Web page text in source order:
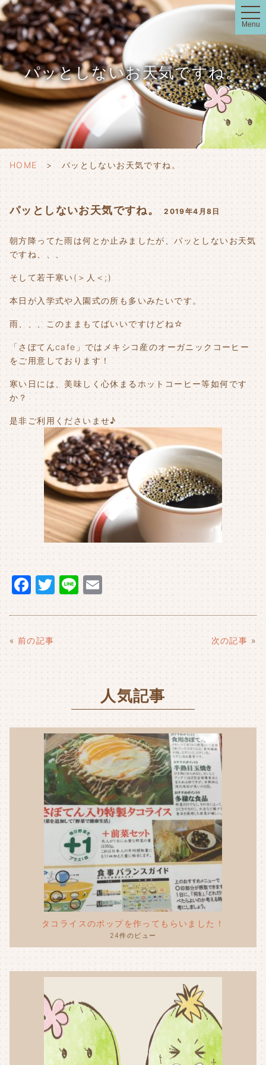
t
o
g
g
l
e
n
a
v
i
g
a
t
i
o
n
Menu
パッとしないお天気ですね。
HOME パッとしないお天気ですね。
パッとしないお天気ですね。 2019年4月8日
朝方降ってた雨は何とか止みましたが、パッとしないお天気
ですね、、、
そして若干寒い(＞人＜;)
本日が入学式や入園式の所も多いみたいです。
雨、、、このままもてばいいですけどね☆
「さぼてんcafe」ではメキシコ産のオーガニックコーヒー
をご用意しております！
寒い日には、美味しく心休まるホットコーヒー等如何です
か？
是非ご利用くださいませ♪
F
c
e
o
T
it
Li
e ai
« 前の記事 次の記事 »
人気記事
タコライスのポップを作ってもらいました！
24件のビュー